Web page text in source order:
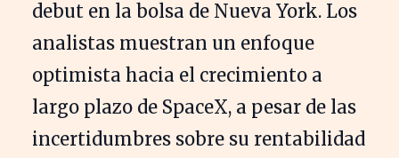
debut en la bolsa de Nueva York. Los
analistas muestran un enfoque
optimista hacia el crecimiento a
largo plazo de SpaceX, a pesar de las
incertidumbres sobre su rentabilidad